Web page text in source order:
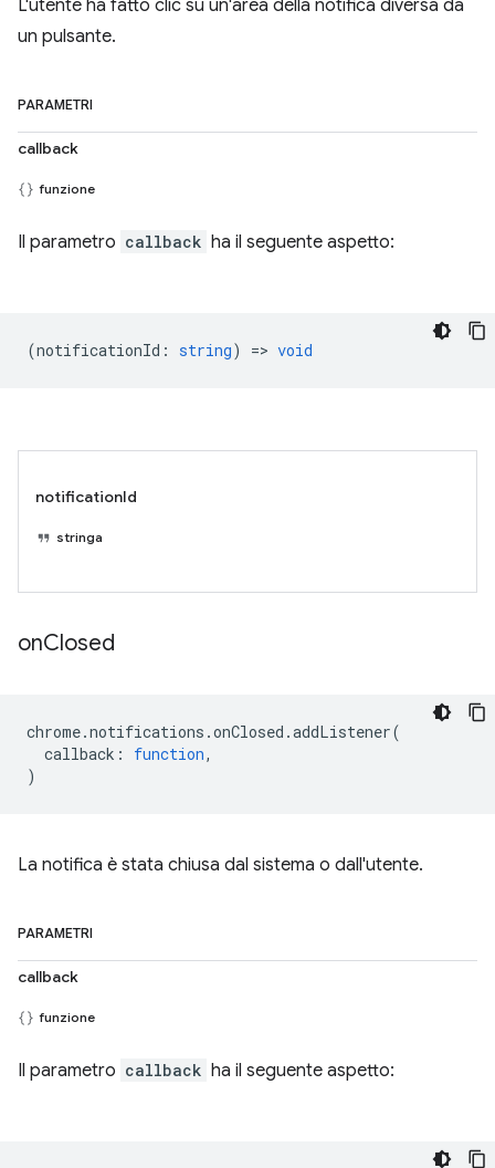
L'utente ha fatto clic su un'area della notifica diversa da
un pulsante.
PARAMETRI
callback
funzione
Il parametro callback ha il seguente aspetto:
(notificationId : string) => void
notificationId
stringa
onClosed
chrome.notifications .onClosed .addListener(
callback : function,
)
La notifica è stata chiusa dal sistema o dall'utente.
PARAMETRI
callback
funzione
Il parametro callback ha il seguente aspetto: